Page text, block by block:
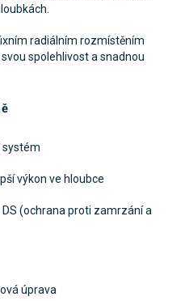
radiálním rozmístěním
spolehlivost a snadnou
systém
výkon ve hloubce
(ochrana proti zamrzání a
úprava